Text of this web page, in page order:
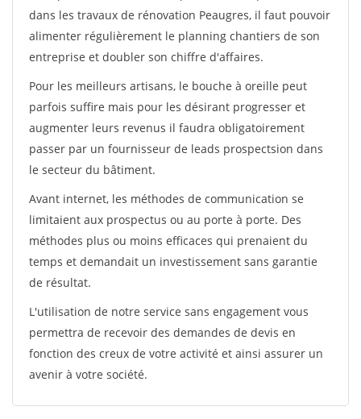
dans les travaux de rénovation Peaugres, il faut pouvoir
alimenter régulièrement le planning chantiers de son
entreprise et doubler son chiffre d'affaires.
Pour les meilleurs artisans, le bouche à oreille peut
parfois suffire mais pour les désirant progresser et
augmenter leurs revenus il faudra obligatoirement
passer par un fournisseur de leads prospectsion dans
le secteur du bâtiment.
Avant internet, les méthodes de communication se
limitaient aux prospectus ou au porte à porte. Des
méthodes plus ou moins efficaces qui prenaient du
temps et demandait un investissement sans garantie
de résultat.
L'utilisation de notre service sans engagement vous
permettra de recevoir des demandes de devis en
fonction des creux de votre activité et ainsi assurer un
avenir à votre société.